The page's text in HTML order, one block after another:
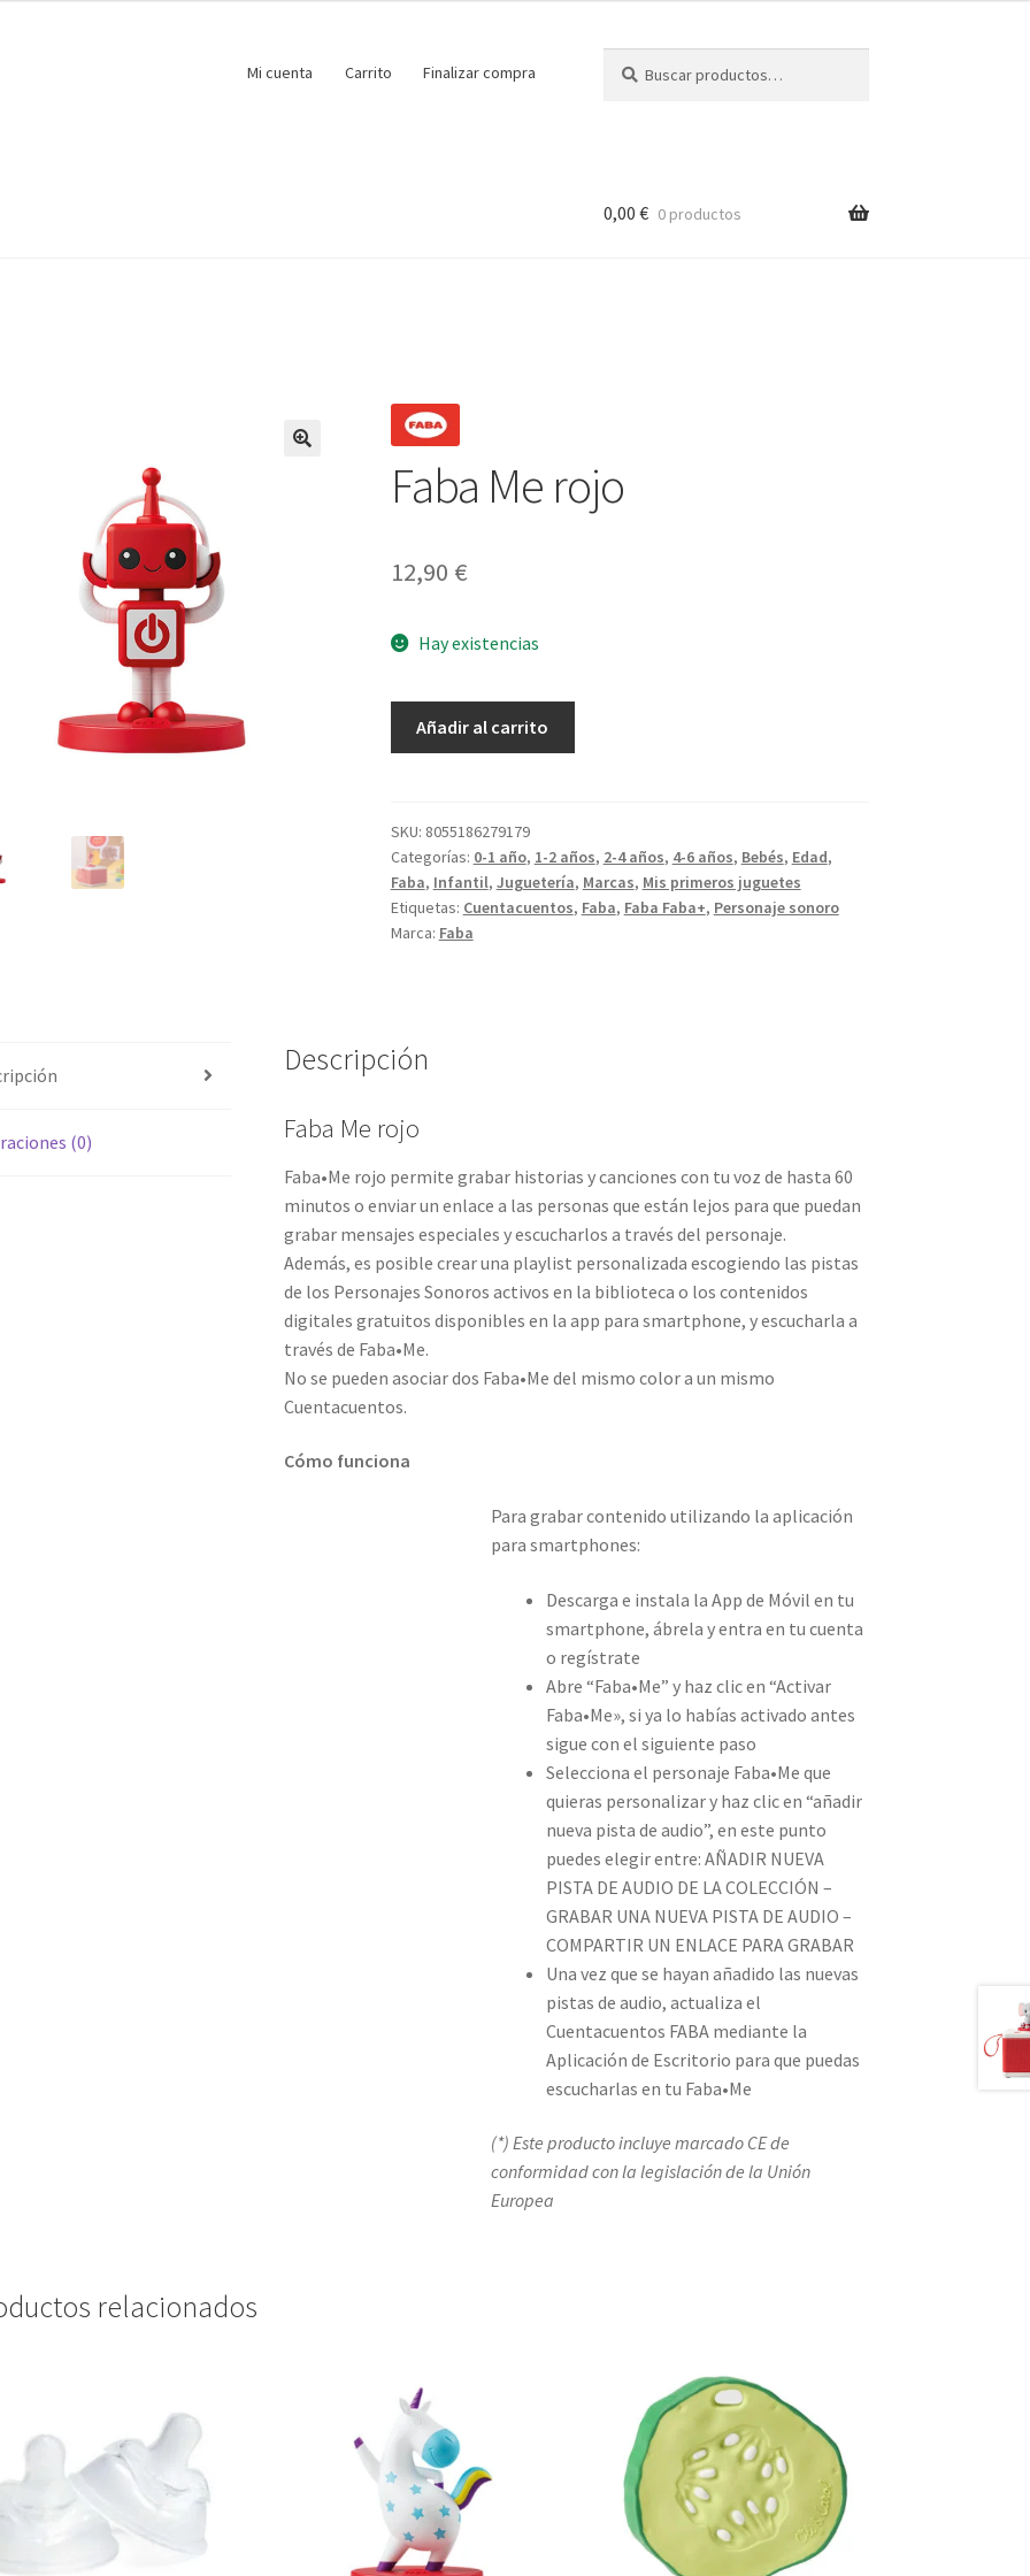
Mi cuenta Carrito Finalizar compra
por:
0,00 € 0 productos
Faba Me rojo
12,90 €
Hay existencias
Añadir al carrito
SKU: 8055186279179
Categorías: 0-1 año, 1-2 años, 2-4 años, 4-6 años, Bebés, Edad,
Faba, Infantil, Juguetería, Marcas, Mis primeros juguetes
Etiquetas: Cuentacuentos, Faba, Faba Faba+, Personaje sonoro
Marca: Faba
(0)
Descripción
Faba Me rojo
Faba•Me rojo permite grabar historias y canciones con tu voz de hasta 60
minutos o enviar un enlace a las personas que están lejos para que puedan
grabar mensajes especiales y escucharlos a través del personaje.
Además, es posible crear una playlist personalizada escogiendo las pistas
de los Personajes Sonoros activos en la biblioteca o los contenidos
digitales gratuitos disponibles en la app para smartphone, y escucharla a
través de Faba•Me.
No se pueden asociar dos Faba•Me del mismo color a un mismo
Cuentacuentos.
Cómo funciona
Para grabar contenido utilizando la aplicación
para smartphones:
Descarga e instala la App de Móvil en tu
smartphone, ábrela y entra en tu cuenta
o regístrate
Abre “Faba•Me” y haz clic en “Activar
Faba•Me», si ya lo habías activado antes
sigue con el siguiente paso
Selecciona el personaje Faba•Me que
quieras personalizar y haz clic en “añadir
nueva pista de audio”, en este punto
puedes elegir entre: AÑADIR NUEVA
PISTA DE AUDIO DE LA COLECCIÓN –
GRABAR UNA NUEVA PISTA DE AUDIO –
COMPARTIR UN ENLACE PARA GRABAR
Una vez que se hayan añadido las nuevas
pistas de audio, actualiza el
Cuentacuentos FABA mediante la
Aplicación de Escritorio para que puedas
escucharlas en tu Faba•Me
(*) Este producto incluye marcado CE de
conformidad con la legislación de la Unión
Europea
relacionados